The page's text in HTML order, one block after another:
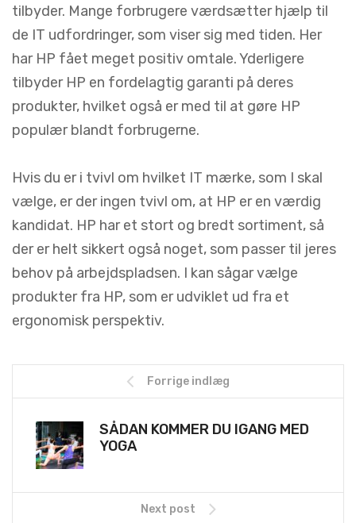
tilbyder. Mange forbrugere værdsætter hjælp til
de IT udfordringer, som viser sig med tiden. Her
har HP fået meget positiv omtale. Yderligere
tilbyder HP en fordelagtig garanti på deres
produkter, hvilket også er med til at gøre HP
populær blandt forbrugerne.
Hvis du er i tvivl om hvilket IT mærke, som I skal
vælge, er der ingen tvivl om, at HP er en værdig
kandidat. HP har et stort og bredt sortiment, så
der er helt sikkert også noget, som passer til jeres
behov på arbejdspladsen. I kan sågar vælge
produkter fra HP, som er udviklet ud fra et
ergonomisk perspektiv.
Forrige indlæg
SÅDAN KOMMER DU IGANG MED
YOGA
Next post